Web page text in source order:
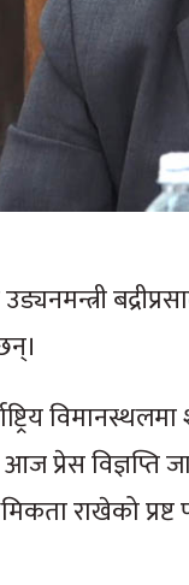
प्रेस
राखेको प्रष्ट